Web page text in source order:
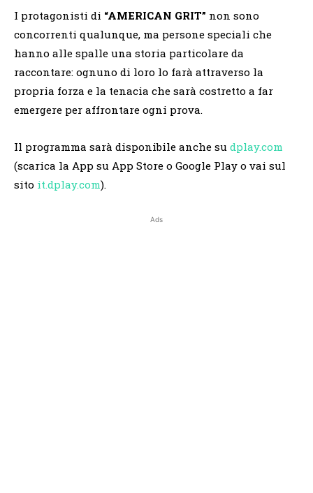
I protagonisti di “AMERICAN GRIT” non sono
concorrenti qualunque, ma persone speciali che
hanno alle spalle una storia particolare da
raccontare: ognuno di loro lo farà attraverso la
propria forza e la tenacia che sarà costretto a far
emergere per affrontare ogni prova.
Il programma sarà disponibile anche su dplay.com
(scarica la App su App Store o Google Play o vai sul
sito it.dplay.com).
Ads